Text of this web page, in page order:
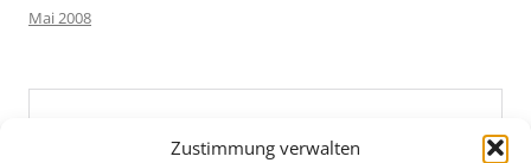
Zustimmung verwalten
Mai 2008